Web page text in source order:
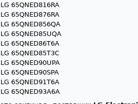
LG 65QNED816RA
LG 65QNED876RA
LG 65QNED856QA
LG 65QNED85UQA
LG 65QNED86T6A
LG 65QNED85T3C
LG 65QNED90UPA
LG 65QNED90SPA
LG 65QNED91T6A
LG 65QNED93A6A